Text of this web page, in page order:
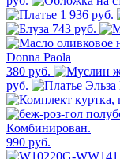
1 936 руб.
743 руб.
380 руб.
руб.
990 руб.